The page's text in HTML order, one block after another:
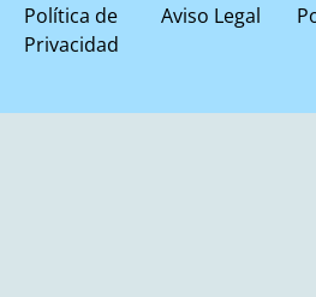
Política de
Privacidad
Aviso Legal